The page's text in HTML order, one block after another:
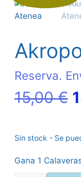
Reserva.
15,00€
Sin stock - Se
Gana 1